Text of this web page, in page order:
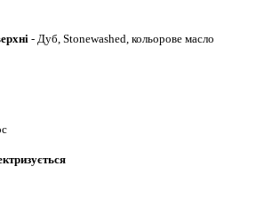
- Дуб, Stonewashed, кольорове масло